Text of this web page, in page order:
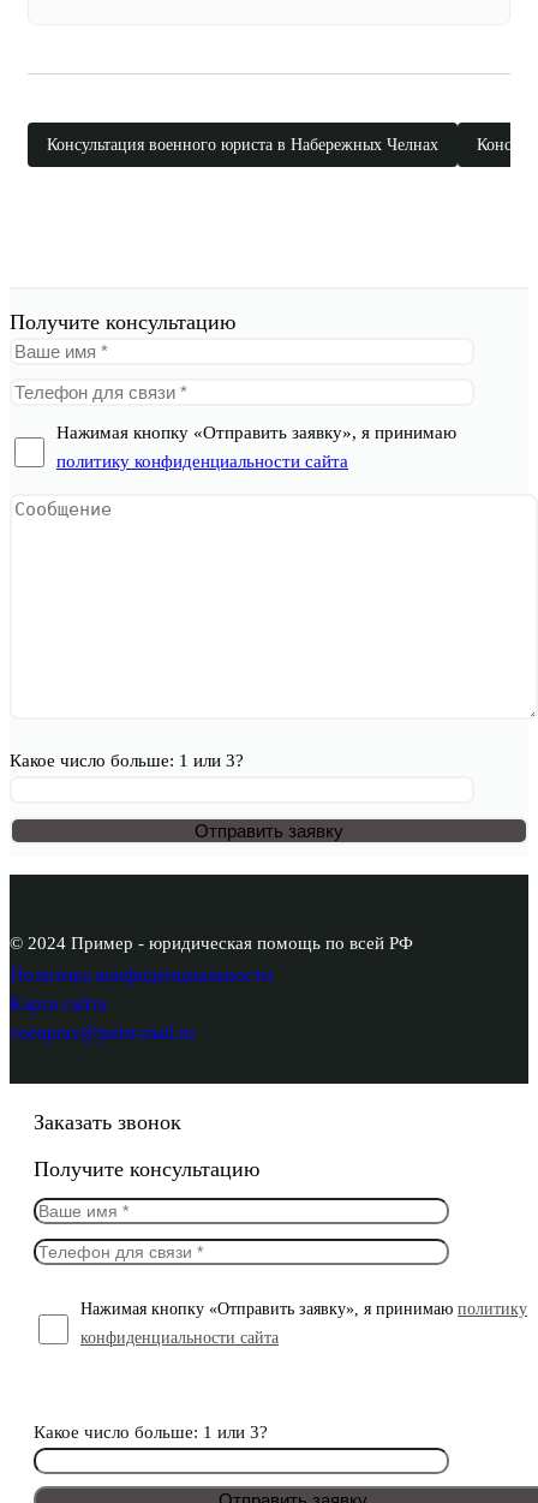
Консультация военного юриста в Набережных Челнах
Получите консультацию
Нажимая кнопку «Отправить заявку», я принимаю
политику конфиденциальности сайта
Какое число больше: 1 или 3?
© 2024 Пример - юридическая помощь по всей РФ
Политика конфиденциальности
Карта сайта
voenprav@jurist-mail.ru
Заказать звонок
Получите консультацию
Нажимая кнопку «Отправить заявку», я принимаю политику
конфиденциальности сайта
Какое число больше: 1 или 3?